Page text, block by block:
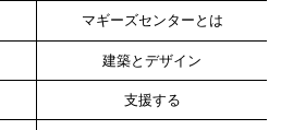
マギーズセンターとは
建築とデザイン
支援する